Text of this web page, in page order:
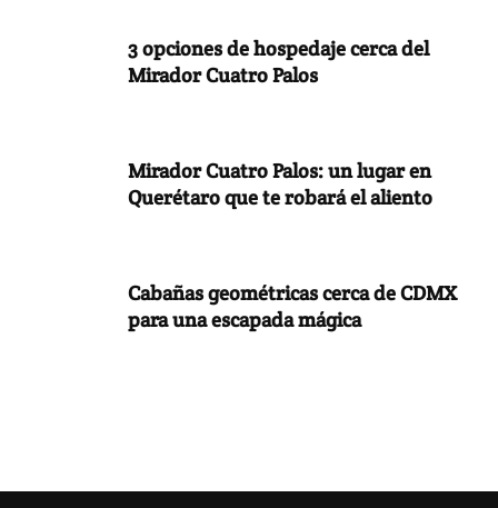
3 opciones de hospedaje cerca del
Mirador Cuatro Palos
Mirador Cuatro Palos: un lugar en
Querétaro que te robará el aliento
Cabañas geométricas cerca de CDMX
para una escapada mágica